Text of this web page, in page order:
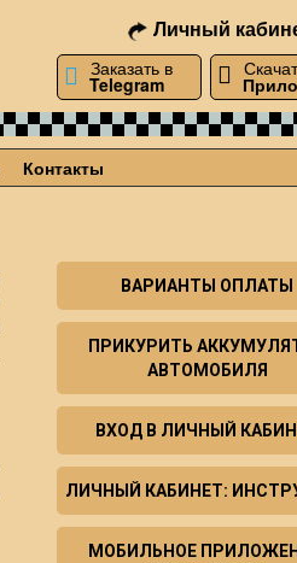
Личный
Заказать в
Telegram
Контакты
ВАРИАНТЫ ОПЛАТЫ
ПРИКУРИТЬ
АВТОМОБИЛЯ
ВХОД В ЛИЧНЫЙ
ЛИЧНЫЙ КАБИНЕТ:
МОБИЛЬНОЕ